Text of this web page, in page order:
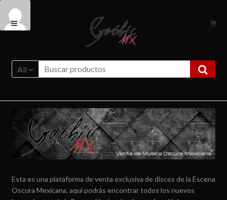
Ir
a
Ir
al
All
Esta es una plataforma de venta exclusiva de discos de la Escena
Oscura Mexicana, aquí podrás encontrar todos los nuevos